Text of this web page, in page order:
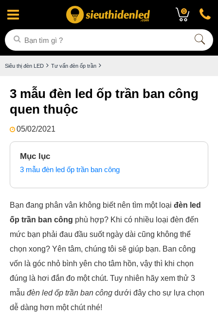
0
Siêu thị đèn LED Tư vấn đèn ốp trần
3 mẫu đèn led ốp trần ban công
quen thuộc
05/02/2021
Mục lục
3 mẫu đèn led ốp trần ban công
Bạn đang phân vân không biết nên tìm một loại đèn led
ốp trần ban công phù hợp? Khi có nhiều loại đèn đến
mức bạn phải đau đầu suốt ngày dài cũng không thể
chọn xong? Yên tâm, chúng tôi sẽ giúp bạn. Ban công
vốn là góc nhỏ bình yên cho tâm hồn, vậy thì khi chọn
đúng là hơi đắn đo một chút. Tuy nhiên hãy xem thử 3
mẫu đèn led ốp trần ban công dưới đây cho sự lựa chọn
dễ dàng hơn một chút nhé!